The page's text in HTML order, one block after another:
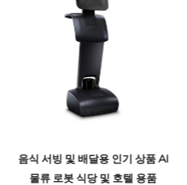
음식 서빙 및 배달용 인기 상품 AI
물류 로봇 식당 및 호텔 용품